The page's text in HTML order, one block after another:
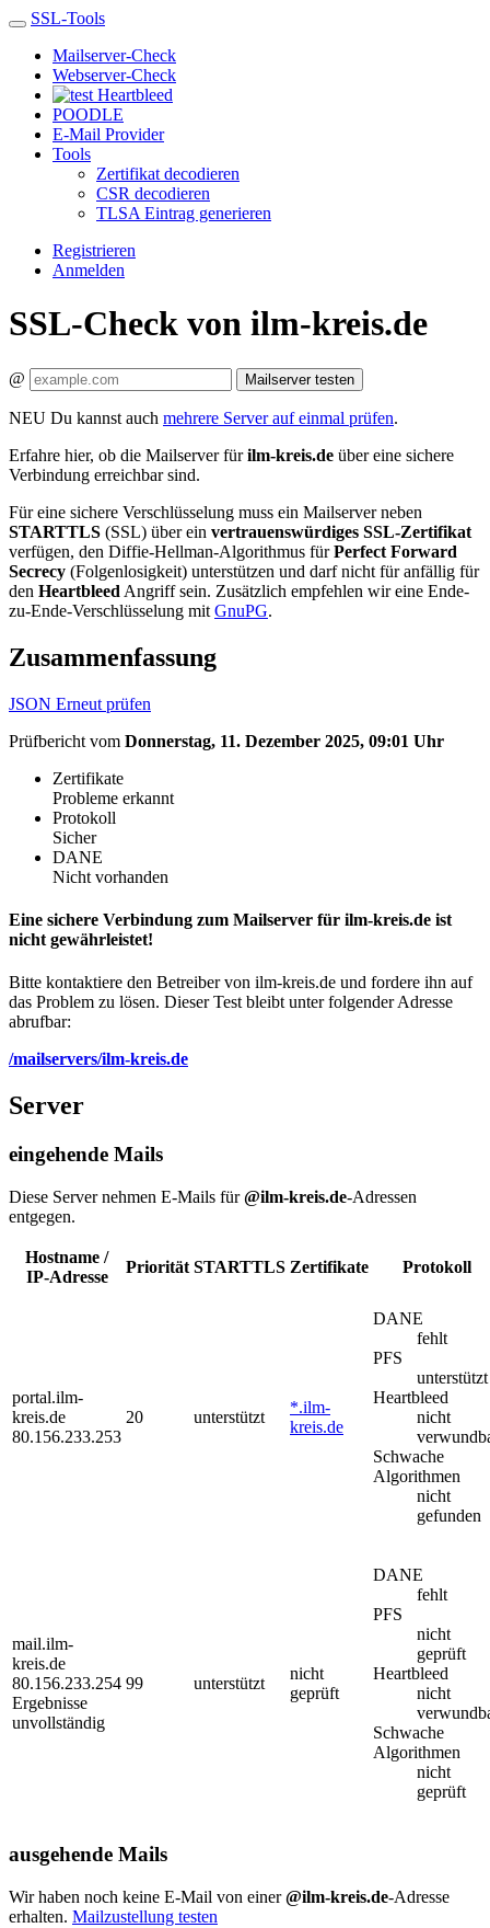
SSL-Tools
Mailserver-Check
Webserver-Check
Heartbleed
POODLE
E-Mail Provider
Tools
Zertifikat decodieren
CSR decodieren
TLSA Eintrag generieren
Registrieren
Anmelden
SSL-Check von ilm-kreis.de
@ Mailserver testen
NEU Du kannst auch mehrere Server auf einmal prüfen.
Erfahre hier, ob die Mailserver fürilm-kreis.de über eine sichere
Verbindung erreichbar sind.
Für eine sichere Verschlüsselung muss ein Mailserver neben
STARTTLS (SSL) über ein vertrauenswürdiges SSL-Zertifikat
verfügen, den Diffie-Hellman-Algorithmus fürPerfect Forward
Secrecy (Folgenlosigkeit) unterstützen und darf nicht für anfällig für
den Heartbleed Angriff sein. Zusätzlich empfehlen wir eine Ende-
zu-Ende-Verschlüsselung mit GnuPG.
Zusammenfassung
JSON Erneut prüfen
Prüfbericht vom Donnerstag, 11. Dezember 2025, 09:01 Uhr
Zertifikate
Probleme erkannt
Protokoll
Sicher
DANE
Nicht vorhanden
Eine sichere Verbindung zum Mailserver für ilm-kreis.de ist
nicht gewährleistet!
Bitte kontaktiere den Betreiber von ilm-kreis.de und fordere ihn auf
das Problem zu lösen. Dieser Test bleibt unter folgender Adresse
abrufbar:
/mailservers/ilm-kreis.de
Server
eingehende Mails
Diese Server nehmen E-Mails für@ilm-kreis.de-Adressen
entgegen.
Hostname /
IP-Adresse
Priorität STARTTLS Zertifikate Protokoll
portal.ilm-
kreis.de
80.156.233.253
20 unterstützt
*.ilm-
kreis.de
DANE
fehlt
PFS
unterstützt
Heartbleed
nicht
Schwache
Algorithmen
nicht
gefunden
mail.ilm-
kreis.de
80.156.233.254
Ergebnisse
unvollständig
99 unterstützt
nicht
geprüft
DANE
fehlt
PFS
nicht
geprüft
Heartbleed
nicht
Schwache
Algorithmen
nicht
geprüft
ausgehende Mails
Wir haben noch keine E-Mail von einer@ilm-kreis.de-Adresse
erhalten. Mailzustellung testen